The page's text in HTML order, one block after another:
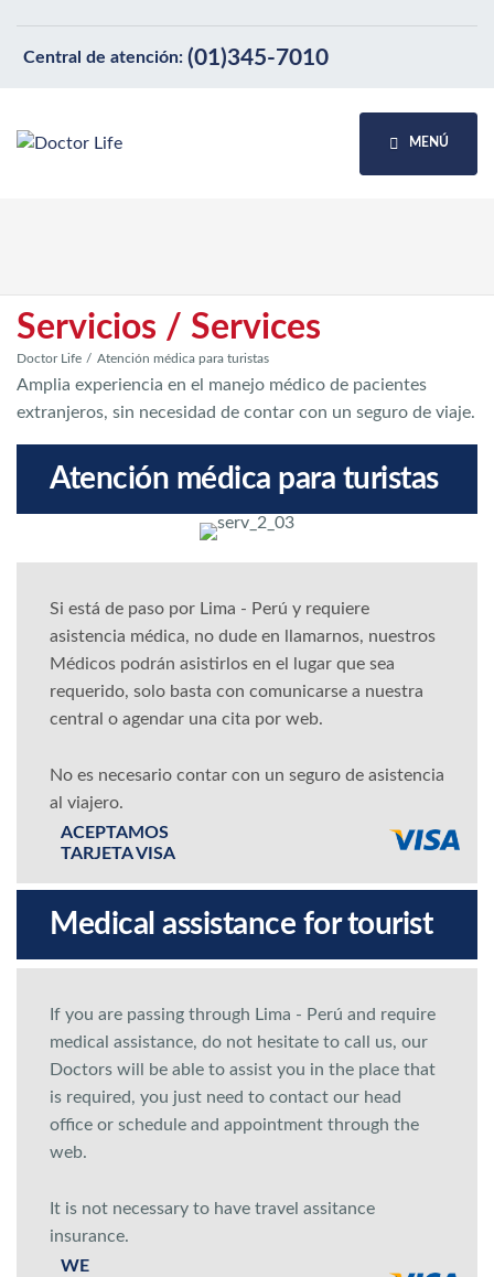
Central de atención: (01)345-7010
MENÚ
Servicios / Services
Doctor Life Atención médica para turistas
Amplia experiencia en el manejo médico de pacientes
extranjeros, sin necesidad de contar con un seguro de viaje.
Atención médica para turistas
Si está de paso por Lima - Perú y requiere
asistencia médica, no dude en llamarnos, nuestros
Médicos podrán asistirlos en el lugar que sea
requerido, solo basta con comunicarse a nuestra
central o agendar una cita por web.
No es necesario contar con un seguro de asistencia
al viajero.
ACEPTAMOS
TARJETA VISA
Medical assistance for tourist
If you are passing through Lima - Perú and require
medical assistance, do not hesitate to call us, our
Doctors will be able to assist you in the place that
is required, you just need to contact our head
office or schedule and appointment through the
web.
It is not necessary to have travel assitance
insurance.
WE